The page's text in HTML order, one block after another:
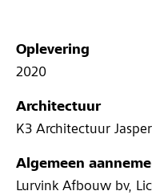
Oplevering
2020
Architectuur
K3 Architectuur
Algemeen
Lurvink Afbouw bv,